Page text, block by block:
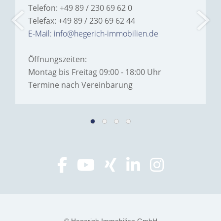
Telefon: +49 89 / 230 69 62 0
Telefax: +49 89 / 230 69 62 44
E-Mail: info@hegerich-immobilien.de
Öffnungszeiten:
Montag bis Freitag 09:00 - 18:00 Uhr
Termine nach Vereinbarung